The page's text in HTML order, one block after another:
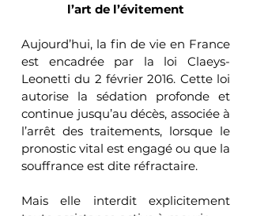
l’art de l’évitement
Aujourd’hui, la fin de vie en France
est encadrée par la loi Claeys-
Leonetti du 2 février 2016. Cette loi
autorise la sédation profonde et
continue jusqu’au décès, associée à
l’arrêt des traitements, lorsque le
pronostic vital est engagé ou que la
souffrance est dite réfractaire.
Mais elle interdit explicitement